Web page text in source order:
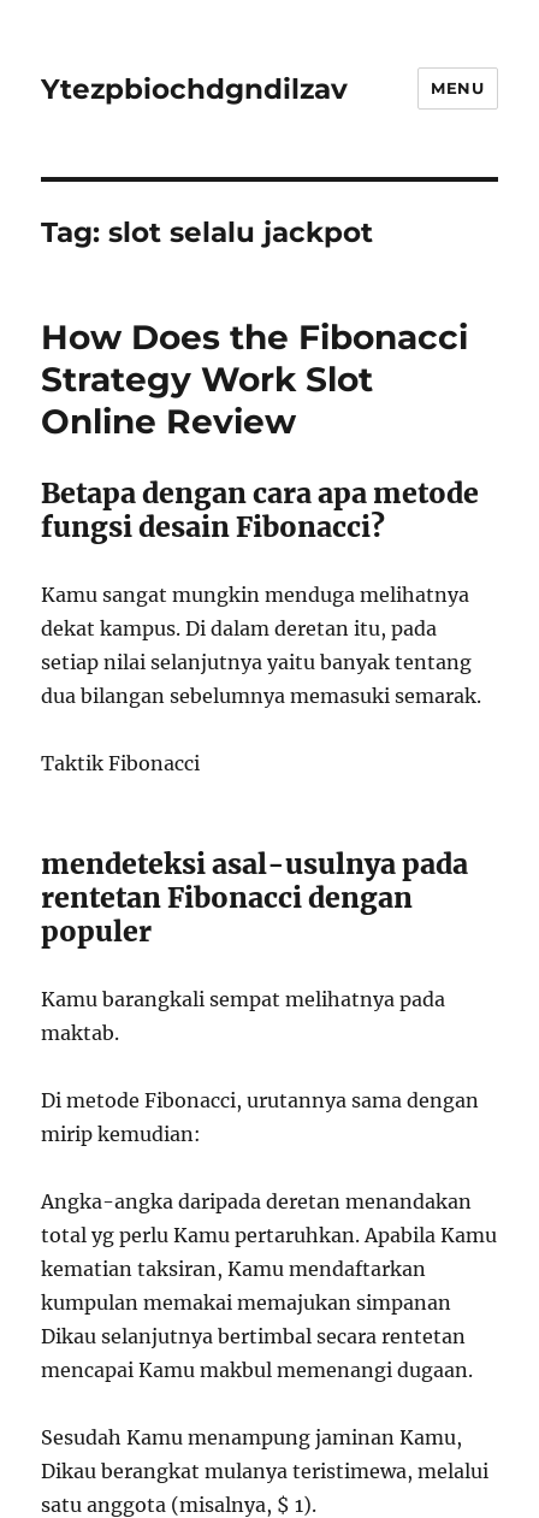
Ytezpbiochdgndilzav MENU
Tag:slot selalu jackpot
How Does the Fibonacci
Strategy Work Slot
Online Review
Betapa dengan cara apa metode
fungsi desain Fibonacci?
Kamu sangat mungkin menduga melihatnya
dekat kampus. Di dalam deretan itu, pada
setiap nilai selanjutnya yaitu banyak tentang
dua bilangan sebelumnya memasuki semarak.
Taktik Fibonacci
mendeteksi asal-usulnya pada
rentetan Fibonacci dengan
populer
Kamu barangkali sempat melihatnya pada
maktab.
Di metode Fibonacci, urutannya sama dengan
mirip kemudian:
Angka-angka daripada deretan menandakan
total yg perlu Kamu pertaruhkan. Apabila Kamu
kematian taksiran, Kamu mendaftarkan
kumpulan memakai memajukan simpanan
Dikau selanjutnya bertimbal secara rentetan
mencapai Kamu makbul memenangi dugaan.
Sesudah Kamu menampung jaminan Kamu,
Dikau berangkat mulanya teristimewa, melalui
satu anggota (misalnya, $ 1).